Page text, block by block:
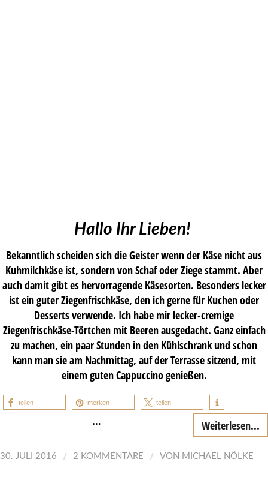
Hallo Ihr Lieben!
Bekanntlich scheiden sich die Geister wenn der Käse nicht aus
Kuhmilchkäse ist, sondern von Schaf oder Ziege stammt. Aber
auch damit gibt es hervorragende Käsesorten. Besonders lecker
ist ein guter Ziegenfrischkäse, den ich gerne für Kuchen oder
Desserts verwende. Ich habe mir lecker-cremige
Ziegenfrischkäse-Törtchen mit Beeren ausgedacht. Ganz einfach
zu machen, ein paar Stunden in den Kühlschrank und schon
kann man sie am Nachmittag, auf der Terrasse sitzend, mit
einem guten Cappuccino genießen.
teilen merken teilen
… Weiterlesen...
30. JULI 2016 / 2 KOMMENTARE / VON MICHAEL NÖLKE